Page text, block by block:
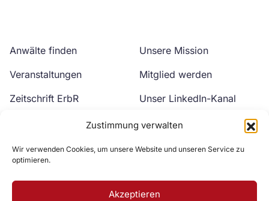
Zustimmung verwalten
Wir verwenden Cookies, um unsere Website und unseren Service zu
optimieren.
Akzeptieren
Anwälte finden
Veranstaltungen
Zeitschrift ErbR
Unsere Mission
Mitglied werden
Unser LinkedIn-Kanal
Unser YouTube-Kanal